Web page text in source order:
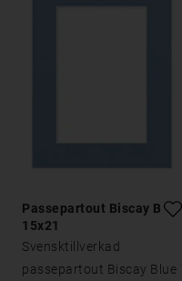
Passepartout Biscay Blue
15x21
Svensktillverkad
passepartout Biscay Blue